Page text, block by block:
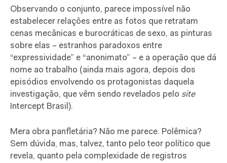
Observando o conjunto, parece impossível não
estabelecer relações entre as fotos que retratam
cenas mecânicas e burocráticas de sexo, as pinturas
sobre elas – estranhos paradoxos entre
“expressividade” e “anonimato” – e a operação que dá
nome ao trabalho (ainda mais agora, depois dos
episódios envolvendo os protagonistas daquela
investigação, que vêm sendo revelados pelo site
Intercept Brasil).
Mera obra panfletária? Não me parece. Polêmica?
Sem dúvida, mas, talvez, tanto pelo teor político que
revela, quanto pela complexidade de registros